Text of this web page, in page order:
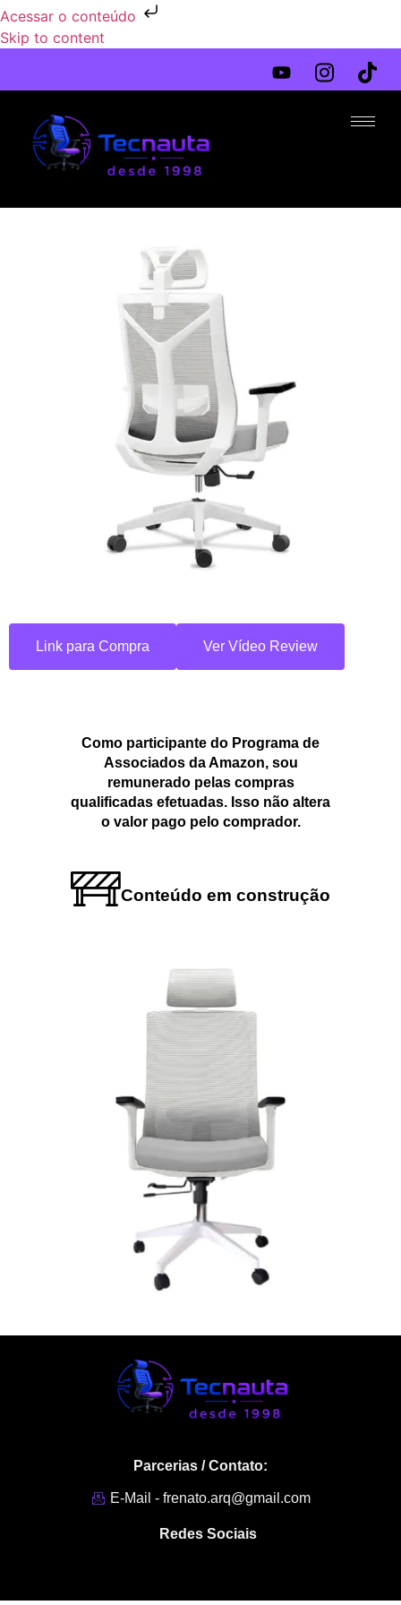
Acessar o conteúdo
Skip to content
Link para Compra Ver Vídeo Review
Como participante do Programa de
Associados da Amazon, sou
remunerado pelas compras
qualificadas efetuadas. Isso não altera
o valor pago pelo comprador.
Conteúdo em construção
Parcerias / Contato:
E-Mail - frenato.arq@gmail.com
Redes Sociais